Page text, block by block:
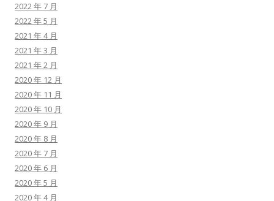
2022 年 7 月
2022 年 5 月
2021 年 4 月
2021 年 3 月
2021 年 2 月
2020 年 12 月
2020 年 11 月
2020 年 10 月
2020 年 9 月
2020 年 8 月
2020 年 7 月
2020 年 6 月
2020 年 5 月
2020 年 4 月